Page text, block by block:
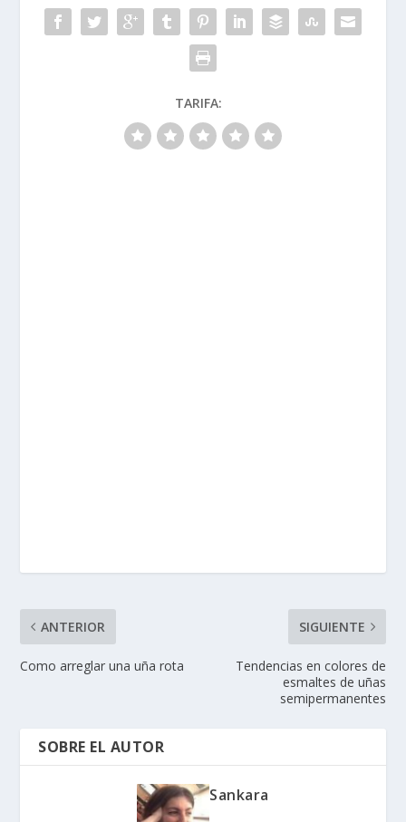
TARIFA:
ANTERIOR
Como arreglar una uña rota
SIGUIENTE
Tendencias en colores de
esmaltes de uñas
semipermanentes
SOBRE EL AUTOR
Sankara